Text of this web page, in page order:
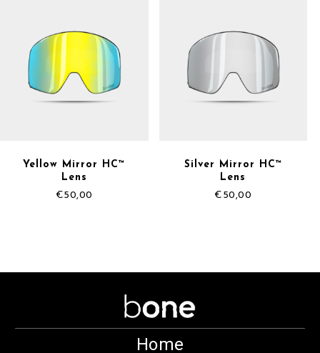
Yellow Mirror HC™
Lens
€50,00
Silver Mirror HC™
Lens
€ 50,00
Home